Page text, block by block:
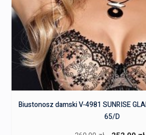
Biustonosz damski V-4981 SUNRISE
65/D